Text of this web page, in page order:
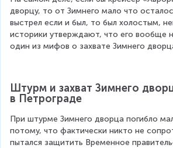
дворцу, то от Зимнего мало что
выстрел если и был, то был холостым,
историки утверждают, что его вообще
один из мифов о захвате Зимнего
Штурм и захват Зимнего
в Петрограде
При штурме Зимнего дворца погибло
потому, что фактически никто не
пытался защитить Временное